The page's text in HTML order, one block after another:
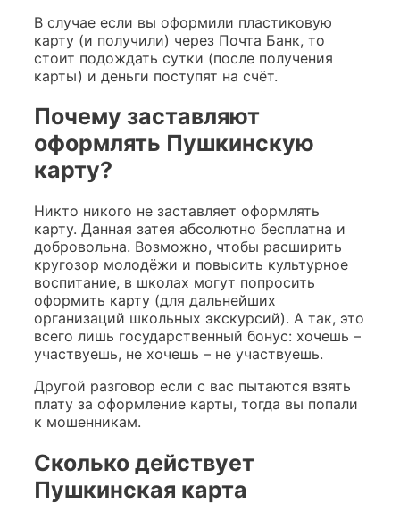
В случае если вы оформили пластиковую
карту (и получили) через Почта Банк, то
стоит подождать сутки (после получения
карты) и деньги поступят на счёт.
Почему заставляют
оформлять Пушкинскую
карту?
Никто никого не заставляет оформлять
карту. Данная затея абсолютно бесплатна и
добровольна. Возможно, чтобы расширить
кругозор молодёжи и повысить культурное
воспитание, в школах могут попросить
оформить карту (для дальнейших
организаций школьных экскурсий). А так, это
всего лишь государственный бонус: хочешь –
участвуешь, не хочешь – не участвуешь.
Другой разговор если с вас пытаются взять
плату за оформление карты, тогда вы попали
к мошенникам.
Сколько действует
Пушкинская карта